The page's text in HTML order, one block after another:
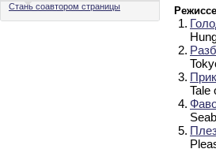
Стань соавтором страницы
1.
2.
3.
Tale
4.
5.